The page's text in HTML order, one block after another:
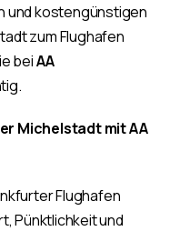
und kostengünstigen
zum Flughafen
beiAA
Michelstadt mit AA
Flughafen
Pünktlichkeit und